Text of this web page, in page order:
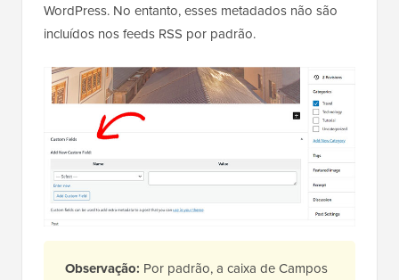
WordPress. No entanto, esses metadados não são
incluídos nos feeds RSS por padrão.
Observação: Por padrão, a caixa de Campos